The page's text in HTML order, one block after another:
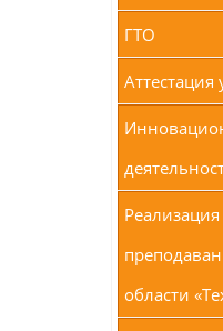
ГТО
Аттестация
области